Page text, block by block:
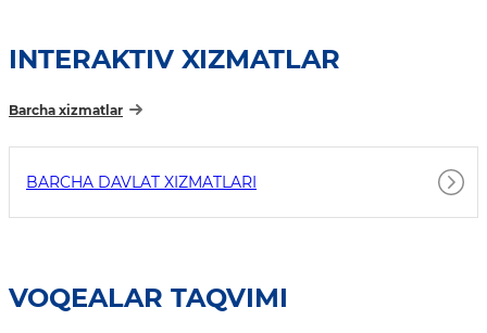
INTERAKTIV XIZMATLAR
Barcha xizmatlar
BARCHA DAVLAT XIZMATLARI
VOQEALAR TAQVIMI